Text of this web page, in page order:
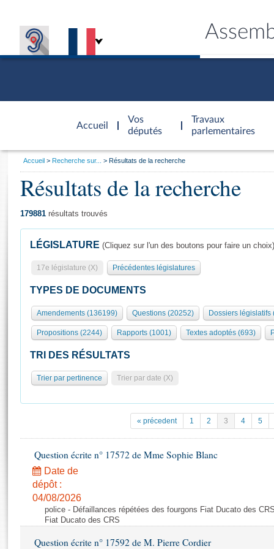
Accueil
d'accueil
Vos
députés
Travaux
parlementaires
Présidence
577 députés
Groupes politiques
Séance publique
Commissions et autres organes
Europe et International
Pétitions
Projets de loi
Propositions de loi
Amendements
Textes adoptés
Général
Rôle et pouvoirs de l'Assemblée
Organisation de l'Assemblée
Présidence Conférence des Présidents Bureau Collège des
Statistiques et chiffres clés
Documents de référence
( Constitution | Règlement de l'Assemblée ... )
Histoire
Juniors
Anciennes législatures
Visiter l'Assemblée
Visite virtuelle du palais Bourbon
Assister à une séance
Contacts et plan d'accès
Photos libres de droit
Vous
Accueil Recherche sur... Résultats de la recherche
Résultats de la recherche
179881 résultats trouvés
LÉGISLATURE (Cliquez sur l'un des boutons pour faire un choix)
17e législature (X) Précédentes législatures
TYPES DE DOCUMENTS
Amendements (136199) Questions (20252) Dossiers législatifs
Propositions (2244) Rapports (1001) Textes adoptés (693)
TRI DES RÉSULTATS
Trier par pertinence Trier par date (X)
« précedent 1 2 3 4 5
Question écrite n° 17572 de Mme Sophie Blanc
Date de
dépôt :
04/08/2026
police - Défaillances répétées des fourgons Fiat Ducato des
Fiat Ducato des CRS
Question écrite n° 17592 de M. Pierre Cordier